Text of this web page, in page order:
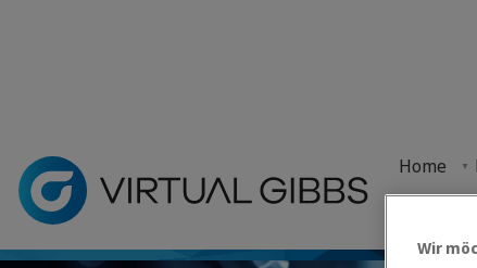
Home
Startseite
Cognus verwaltet jetzt den Bestellprozess für
Wir